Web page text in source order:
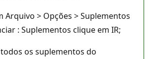
Arquivo > Opções > Suplementos
: Suplementos clique em IR;
os suplementos do